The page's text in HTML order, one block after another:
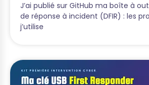
J’ai publié sur GitHub ma boîte à
de réponse à incident (DFIR) : les
j’utilise